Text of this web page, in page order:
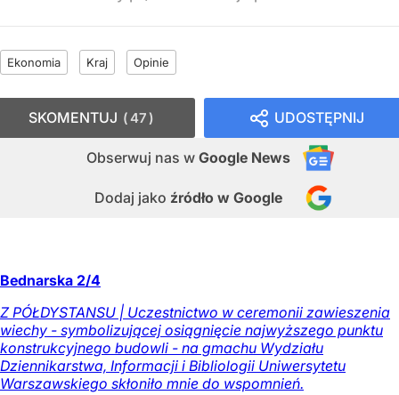
Ekonomia Kraj Opinie
UDOSTĘPNIJ
Obserwuj nas w Google News
Dodaj jako źródło w Google
SKOMENTUJ 47
Bednarska 2/4
Z PÓŁDYSTANSU | Uczestnictwo w ceremonii zawieszenia
wiechy - symbolizującej osiągnięcie najwyższego punktu
konstrukcyjnego budowli - na gmachu Wydziału
Dziennikarstwa, Informacji i Bibliologii Uniwersytetu
Warszawskiego skłoniło mnie do wspomnień.